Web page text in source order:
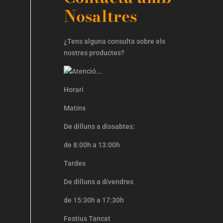
Nosaltres
¿Tens alguna consulta sobre els
nostres productes?
Horari
Matins
De dilluns a dissabtes:
de 8:00h a 13:00h
Tardes
De dilluns a divendres
de 15:30h a 17:30h
Festius Tancat